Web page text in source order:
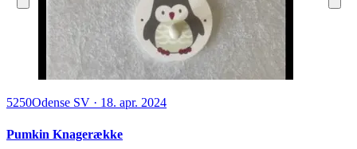
5250Odense SV · 18. apr. 2024
Pumkin Knagerække